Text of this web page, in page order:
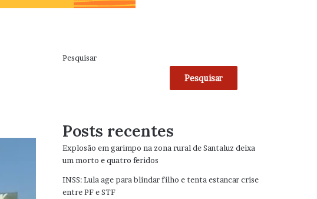
Pesquisar
Pesquisar
Posts recentes
Explosão em garimpo na zona rural de Santaluz deixa
um morto e quatro feridos
INSS: Lula age para blindar filho e tenta estancar crise
entre PF e STF